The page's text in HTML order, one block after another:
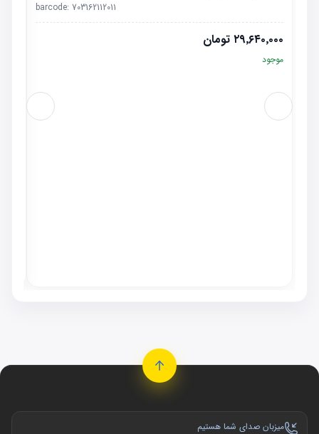
barcode: 703162112011
۲۹٬۶۴۰٬۰۰۰ تومان
موجود
میزبان صدای شما هستیم